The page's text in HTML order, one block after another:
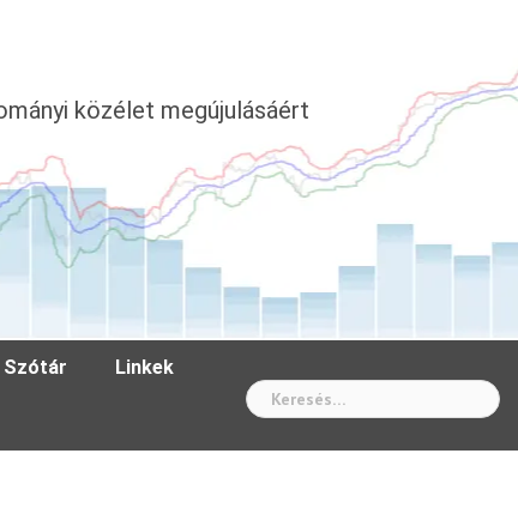
közélet megújulásáért
Szótár Linkek